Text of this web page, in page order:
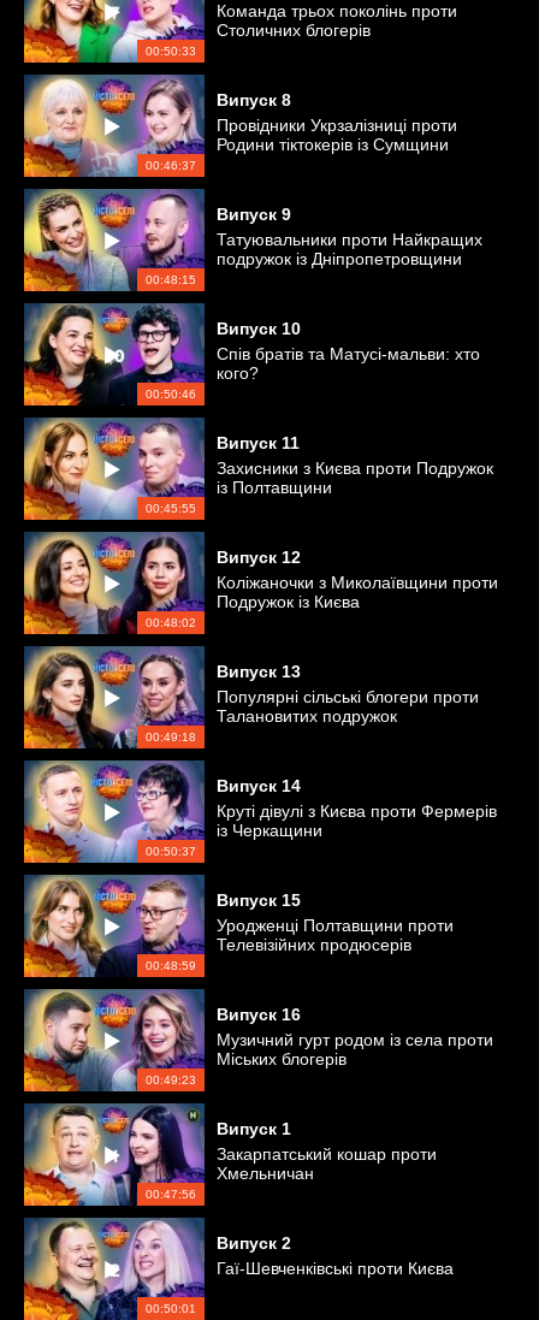
00:50:33
Команда трьох поколінь проти
Столичних блогерів
00:46:37
Випуск 8
Провідники Укрзалізниці проти
Родини тіктокерів із Сумщини
00:48:15
Випуск 9
Татуювальники проти Найкращих
подружок із Дніпропетровщини
00:50:46
Випуск 10
Спів братів та Матусі-мальви: хто
кого?
00:45:55
Випуск 11
Захисники з Києва проти Подружок
із Полтавщини
00:48:02
Випуск 12
Коліжаночки з Миколаївщини проти
Подружок із Києва
00:49:18
Випуск 13
Популярні сільські блогери проти
Талановитих подружок
00:50:37
Випуск 14
Круті дівулі з Києва проти Фермерів
із Черкащини
00:48:59
Випуск 15
Уродженці Полтавщини проти
Телевізійних продюсерів
00:49:23
Випуск 16
Музичний гурт родом із села проти
Міських блогерів
00:47:56
Випуск 1
Закарпатський кошар проти
Хмельничан
00:50:01
Випуск 2
Гаї-Шевченківські проти Києва